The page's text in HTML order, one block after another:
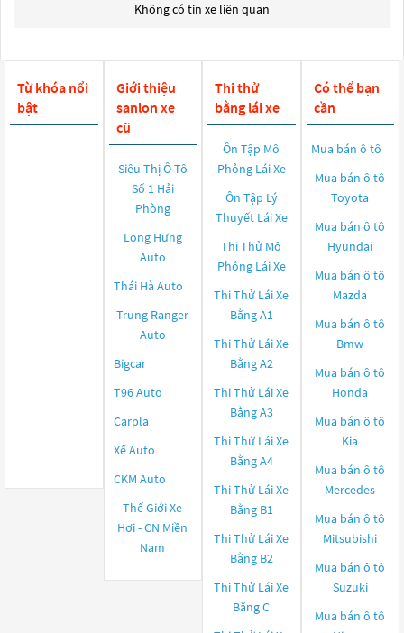
Không có tin xe liên quan
Từ khóa nổi
bật
Giới thiệu
sanlon xe
cũ
Siêu Thị Ô Tô
Số 1 Hải
Phòng
Long Hưng
Auto
Thái Hà Auto
Trung Ranger
Auto
Bigcar
T96 Auto
Carpla
Xế Auto
CKM Auto
Thế Giới Xe
Hơi - CN Miền
Nam
Thi thử
bằng lái xe
Ôn Tập Mô
Phỏng Lái Xe
Ôn Tập Lý
Thuyết Lái Xe
Thi Thử Mô
Phỏng Lái Xe
Thi Thử Lái Xe
Bằng A1
Thi Thử Lái Xe
Bằng A2
Thi Thử Lái Xe
Bằng A3
Thi Thử Lái Xe
Bằng A4
Thi Thử Lái Xe
Bằng B1
Thi Thử Lái Xe
Bằng B2
Thi Thử Lái Xe
Bằng C
Có thể bạn
cần
Mua bán ô tô
Mua bán ô tô
Toyota
Mua bán ô tô
Hyundai
Mua bán ô tô
Mazda
Mua bán ô tô
Bmw
Mua bán ô tô
Honda
Mua bán ô tô
Kia
Mua bán ô tô
Mercedes
Mua bán ô tô
Mitsubishi
Mua bán ô tô
Suzuki
Mua bán ô tô